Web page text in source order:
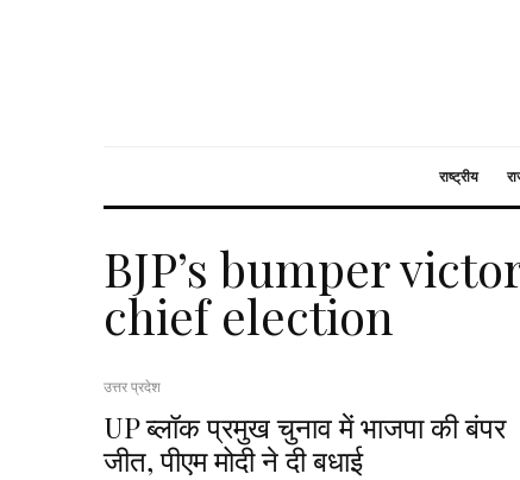
राष्ट्रीय
BJP’s bumper
chief election
उत्तर प्रदेश
UP ब्लॉक प्रमुख चुनाव में भाजपा की बंपर
जीत, पीएम मोदी ने दी बधाई